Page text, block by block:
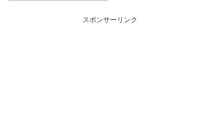
しないでください！もったいないスポンサーリンク